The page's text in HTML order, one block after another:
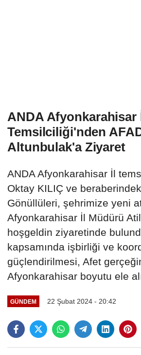
ANDA Afyonkarahisar
Temsilciliği'nden
Altunbulak'a Ziyaret
ANDA Afyonkarahisar İl
Oktay KILIÇ ve
Gönüllüleri, şehrimize yeni
Afyonkarahisar İl Müdürü
hoşgeldin ziyaretinde
kapsamında işbirliği ve
güçlendirilmesi, Afet
Afyonkarahisar boyutu ele
GÜNDEM 22 Şubat 2024 - 20:42